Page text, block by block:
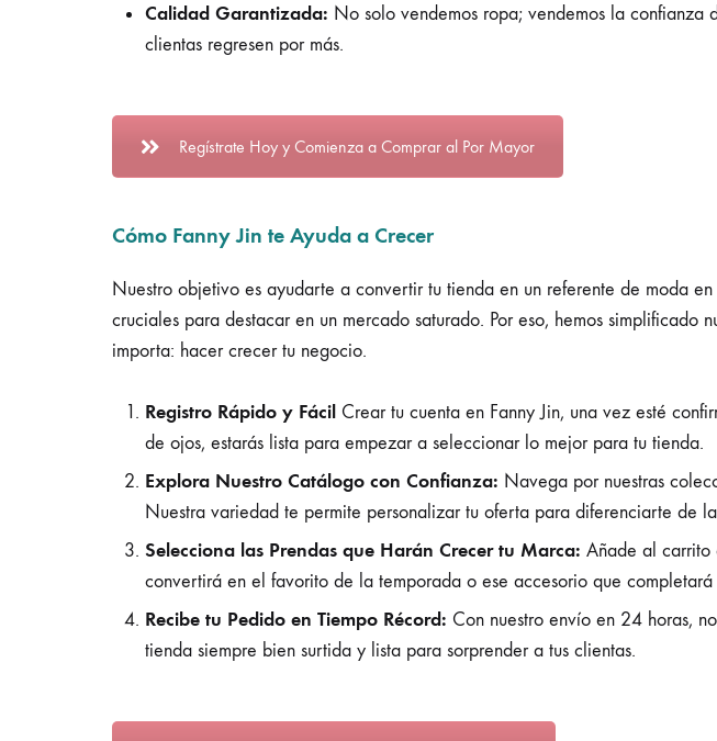
Calidad Garantizada: No solo vendemos ropa; vendemos la
clientas regresen por más.
Regístrate Hoy y Comienza a Comprar al Por Mayor
Cómo Fanny Jin te Ayuda a Crecer
Nuestro objetivo es ayudarte a convertir tu tienda en un referente de moda
cruciales para destacar en un mercado saturado. Por eso, hemos
importa: hacer crecer tu negocio.
Registro Rápido y Fácil Crear tu cuenta en Fanny Jin, una vez esté
de ojos, estarás lista para empezar a seleccionar lo mejor para tu tienda.
Explora Nuestro Catálogo con Confianza: Navega por nuestras
Nuestra variedad te permite personalizar tu oferta para diferenciarte de
Selecciona las Prendas que Harán Crecer tu Marca: Añade al carrito
convertirá en el favorito de la temporada o ese accesorio que
Recibe tu Pedido en Tiempo Récord: Con nuestro envío en 24 horas,
tienda siempre bien surtida y lista para sorprender a tus clientas.